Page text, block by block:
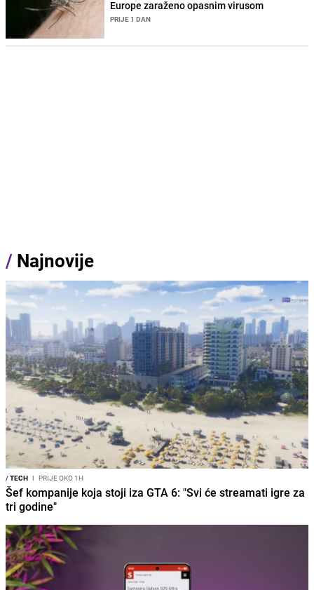
Europe zaraženo opasnim virusom
PRIJE 1 DAN
/ Najnovije
/TECH I PRIJE OKO 1H
Šef kompanije koja stoji iza GTA 6: "Svi će streamati igre za
tri godine"